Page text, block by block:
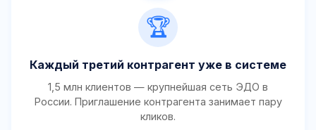
🏆
Каждый третий контрагент уже в системе
1,5 млн клиентов — крупнейшая сеть ЭДО в
России. Приглашение контрагента занимает пару
кликов.